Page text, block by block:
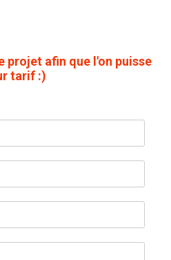
afin que l'on puisse
tarif :)